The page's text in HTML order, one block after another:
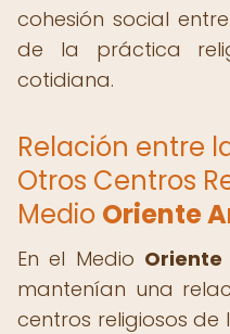
cohesión social
de la práctica
cotidiana.
Relación entre
Otros Centros
Medio Oriente
En el Medio
mantenían una
centros religiosos